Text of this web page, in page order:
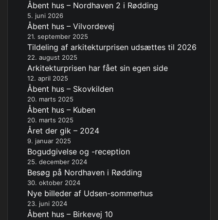
Åbent hus – Nordhaven 2 i Rødding
5. juni 2026
Åbent hus – Vilvordevej
21. september 2025
Tildeling af arkitekturprisen udsættes til 2026
22. august 2025
Arkitekturprisen har fået sin egen side
12. april 2025
Åbent hus – Skovkilden
20. marts 2025
Åbent hus – Kuben
20. marts 2025
Året der gik – 2024
9. januar 2025
Bogudgivelse og -reception
25. december 2024
Besøg på Nordhaven i Rødding
30. oktober 2024
Nye billeder af Udsen-sommerhus
23. juni 2024
Åbent hus – Birkevej 10